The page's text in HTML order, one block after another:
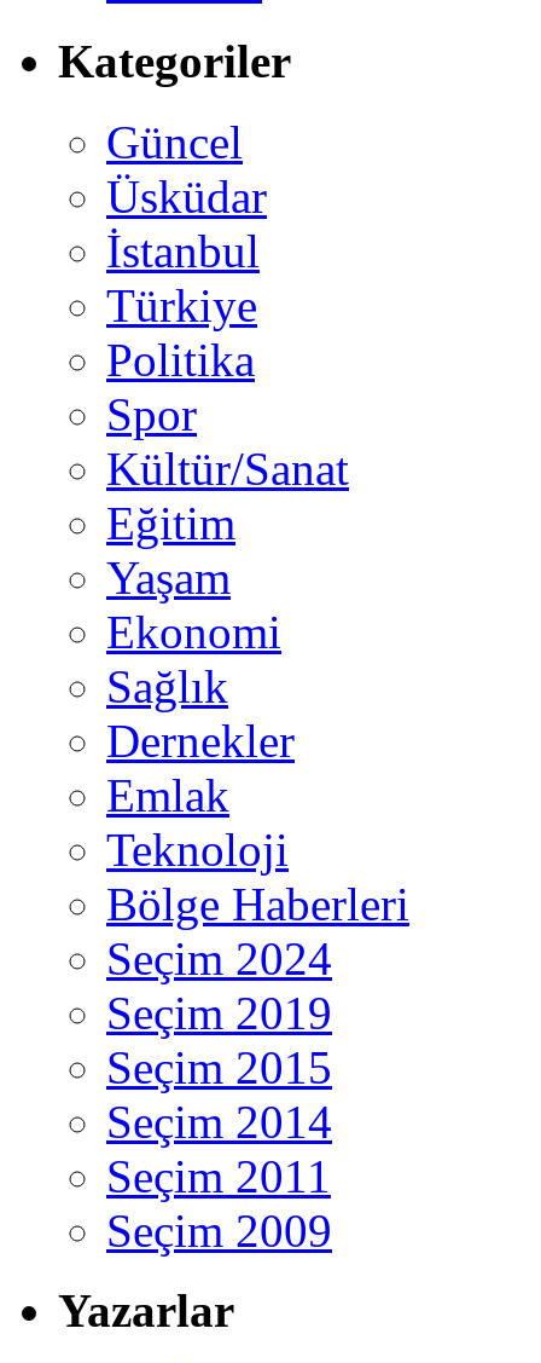
Kategoriler
Güncel
Üsküdar
İstanbul
Türkiye
Politika
Spor
Kültür/Sanat
Eğitim
Yaşam
Ekonomi
Sağlık
Dernekler
Emlak
Teknoloji
Bölge Haberleri
Seçim 2024
Seçim 2019
Seçim 2015
Seçim 2014
Seçim 2011
Seçim 2009
Yazarlar